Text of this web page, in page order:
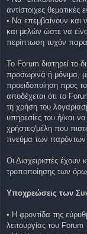
αντίστοιχες θεματικές
• Να επεμβαίνουν και
και μελών ώστε να
περίπτωση τυχόν
Το Forum διατηρεί το
προσωρινά ή μόνιμα,
προειδοποίηση προς
αποδέχεται ότι το
τη χρήση του
υπηρεσίες του ή/και
χρήστες/μέλη που
πνεύμα των
Οι Διαχειριστές
τροποποίησης των
Υποχρεώσεις των
• Η φροντίδα της
λειτουργίας του Forum